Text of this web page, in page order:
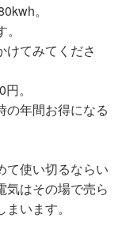
。
けてみてくださ
。
の年間お得になる
て使い切るならい
気はその場で売ら
います。